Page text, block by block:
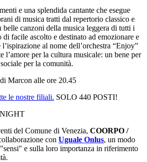
e una splendida cantante che esegue
di musica tratti dal repertorio classico e
belle canzoni della musica leggera di tutti i
facile ascolto e destinato ad emozionare e
al nome dell’orchestra “Enjoy”
l’amore per la cultura musicale: un bene per
per la comunità.
Marcon alle ore 20.45
le nostre filiali. SOLO 440 POSTI!
del Comune di Venezia, COORPO /
con Uguale Onlus, un modo
e sulla loro importanza in riferimento